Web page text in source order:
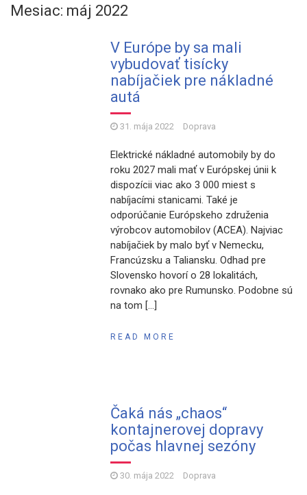
Mesiac: máj 2022
V Európe by sa mali
vybudovať tisícky
nabíjačiek pre nákladné
autá
31. mája 2022 Doprava
Elektrické nákladné automobily by do
roku 2027 mali mať v Európskej únii k
dispozícii viac ako 3 000 miest s
nabíjacími stanicami. Také je
odporúčanie Európskeho združenia
výrobcov automobilov (ACEA). Najviac
nabíjačiek by malo byť v Nemecku,
Francúzsku a Taliansku. Odhad pre
Slovensko hovorí o 28 lokalitách,
rovnako ako pre Rumunsko. Podobne sú
na tom […]
READ MORE
Čaká nás „chaos“
kontajnerovej dopravy
počas hlavnej sezóny
30. mája 2022 Doprava